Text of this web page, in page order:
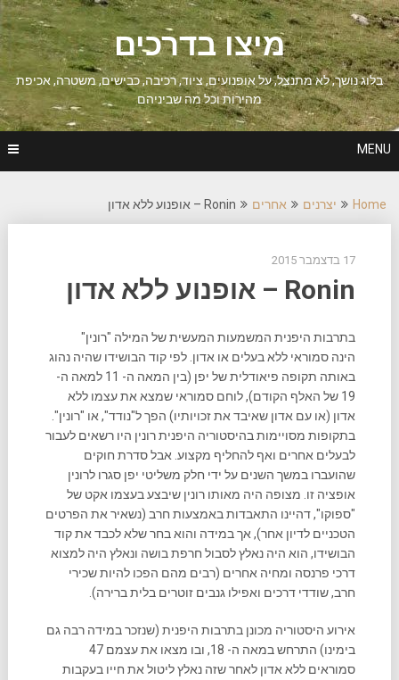
Skip
to
content
מיצו בדרכים
בלוג נושך, לא מתנצל, על אופנועים, ציוד, רכיבה, כבישים, משטרה, אכיפת
מהירות וכל מה שביניהם
MENU
Home יצרנים אחרים Ronin – אופנוע ללא אדון
17 בדצמבר 2015
Ronin – אופנוע ללא אדון
בתרבות היפנית המשמעות המעשית של המילה "רונין"
הינה סמוראי ללא בעלים או אדון. לפי קוד הבושידו שהיה נהוג
באותה תקופה פיאודלית של יפן (בין המאה ה- 11 למאה ה-
19 של האלף הקודם), לוחם סמוראי שמצא את עצמו ללא
אדון (או עם אדון שאיבד את זכויותיו) הפך ל"נודד", או "רונין".
בתקופות מסויימות בהיסטוריה היפנית רונין היו רשאים לעבור
לבעלים אחרים ואף להחליף מקצוע. אבל סדרת חוקים
שהועברו במשך השנים על ידי חלק משליטי יפן סגרו לרונין
אופציה זו. מצופה היה מאותו רונין שיבצע בעצמו אקט של
"ספוקו", דהיינו התאבדות באמצעות חרב (נשאיר את הפרטים
הטכניים לדיון אחר), אך במידה והוא בחר שלא לכבד את קוד
הבושידו, הוא היה נאלץ לסבול חרפת בושה ונאלץ היה למצוא
דרכי פרנסה ומחיה אחרים (רבים מהם הפכו להיות שכירי
חרב, שודדי דרכים ואפילו גנבים זוטרים בלית ברירה).
אירוע היסטוריה מכונן בתרבות היפנית (שנזכר במידה רבה גם
בימינו) התרחש במאה ה- 18, ובו מצאו את עצמם 47
סמוראים ללא אדון לאחר שזה נאלץ ליטול את חייו בעקבות